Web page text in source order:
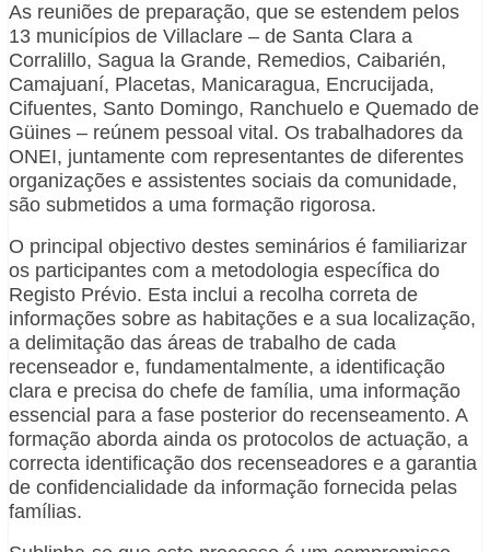
As reuniões de preparação, que se estendem pelos
13 municípios de Villaclare – de Santa Clara a
Corralillo, Sagua la Grande, Remedios, Caibarién,
Camajuaní, Placetas, Manicaragua, Encrucijada,
Cifuentes, Santo Domingo, Ranchuelo e Quemado de
Güines – reúnem pessoal vital. Os trabalhadores da
ONEI, juntamente com representantes de diferentes
organizações e assistentes sociais da comunidade,
são submetidos a uma formação rigorosa.
O principal objectivo destes seminários é familiarizar
os participantes com a metodologia específica do
Registo Prévio. Esta inclui a recolha correta de
informações sobre as habitações e a sua localização,
a delimitação das áreas de trabalho de cada
recenseador e, fundamentalmente, a identificação
clara e precisa do chefe de família, uma informação
essencial para a fase posterior do recenseamento. A
formação aborda ainda os protocolos de actuação, a
correcta identificação dos recenseadores e a garantia
de confidencialidade da informação fornecida pelas
famílias.